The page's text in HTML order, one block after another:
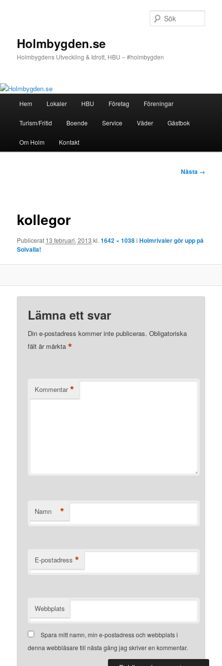
Holmbygden.se
Holmbygdens Utveckling & Idrott, HBU – #holmbygden
Hem Lokaler HBU Företag Föreningar
Turism/Fritid Boende Service Väder Gästbok
Om Holm Kontakt
Nästa →
kollegor
Publicerat 13 februari, 2013 kl.1642 × 1038iHolmrivaler gör upp på
Solvalla!
Lämna ett svar
Din e-postadress kommer inte publiceras. Obligatoriska
fält är märkta*
Kommentar *
Namn *
E-postadress *
Webbplats
Spara mitt namn, min e-postadress och webbplats i
denna webbläsare till nästa gång jag skriver en kommentar.